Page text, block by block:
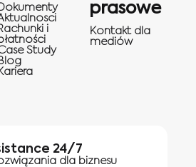
i
Study
prasowe
Kontakt dla
mediów
24/7
dla biznesu